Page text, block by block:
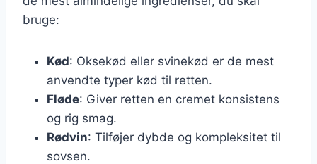
bruge:
Kød: Oksekød eller svinekød er de mest
anvendte typer kød til retten.
Fløde: Giver retten en cremet konsistens
og rig smag.
Rødvin: Tilføjer dybde og kompleksitet til
sovsen.